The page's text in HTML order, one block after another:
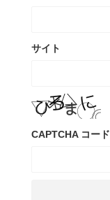
サイト
CAPTCHA コード